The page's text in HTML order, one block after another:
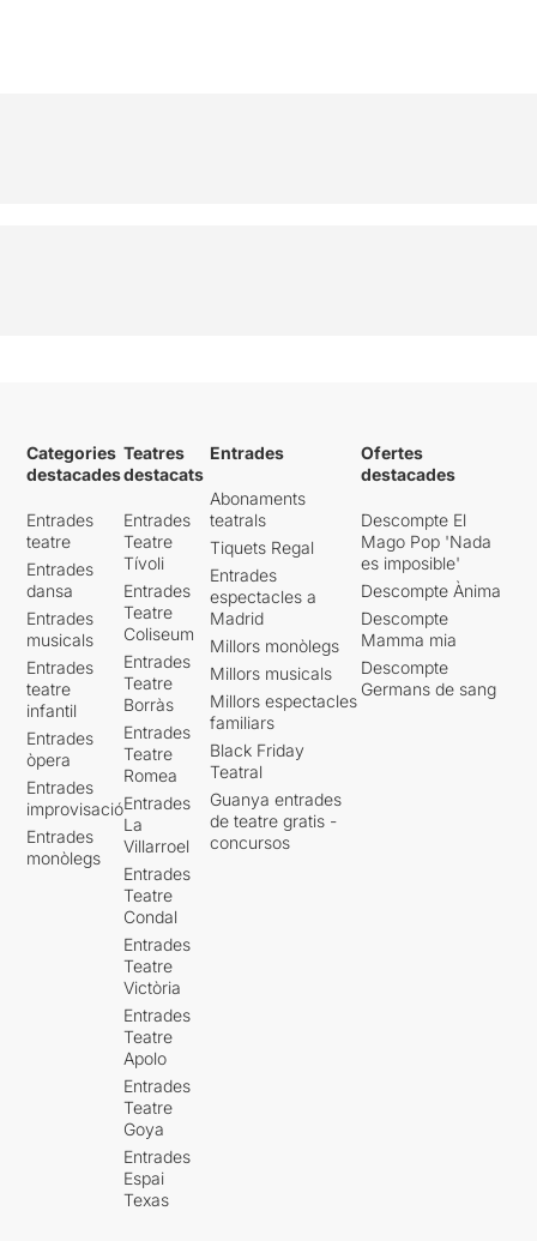
Categories
destacades
Entrades
teatre
Entrades
dansa
Entrades
musicals
Entrades
teatre
infantil
Entrades
òpera
Entrades
improvisació
Entrades
monòlegs
Teatres
destacats
Entrades
Teatre
Tívoli
Entrades
Teatre
Coliseum
Entrades
Teatre
Borràs
Entrades
Teatre
Romea
Entrades
La
Villarroel
Entrades
Teatre
Condal
Entrades
Teatre
Victòria
Entrades
Teatre
Apolo
Entrades
Teatre
Goya
Entrades
Espai
Texas
Entrades
Abonaments
teatrals
Tiquets Regal
Entrades
espectacles a
Madrid
Millors monòlegs
Millors musicals
Millors espectacles
familiars
Black Friday
Teatral
Guanya entrades
de teatre gratis -
concursos
Ofertes
destacades
Descompte El
Mago Pop 'Nada
es imposible'
Descompte Ànima
Descompte
Mamma mia
Descompte
Germans de sang